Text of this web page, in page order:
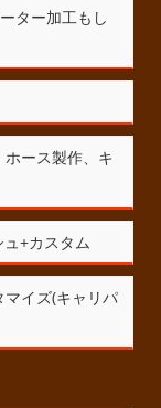
ター加工もし
ース製作、キ
+カスタム
イズ(キャリパ